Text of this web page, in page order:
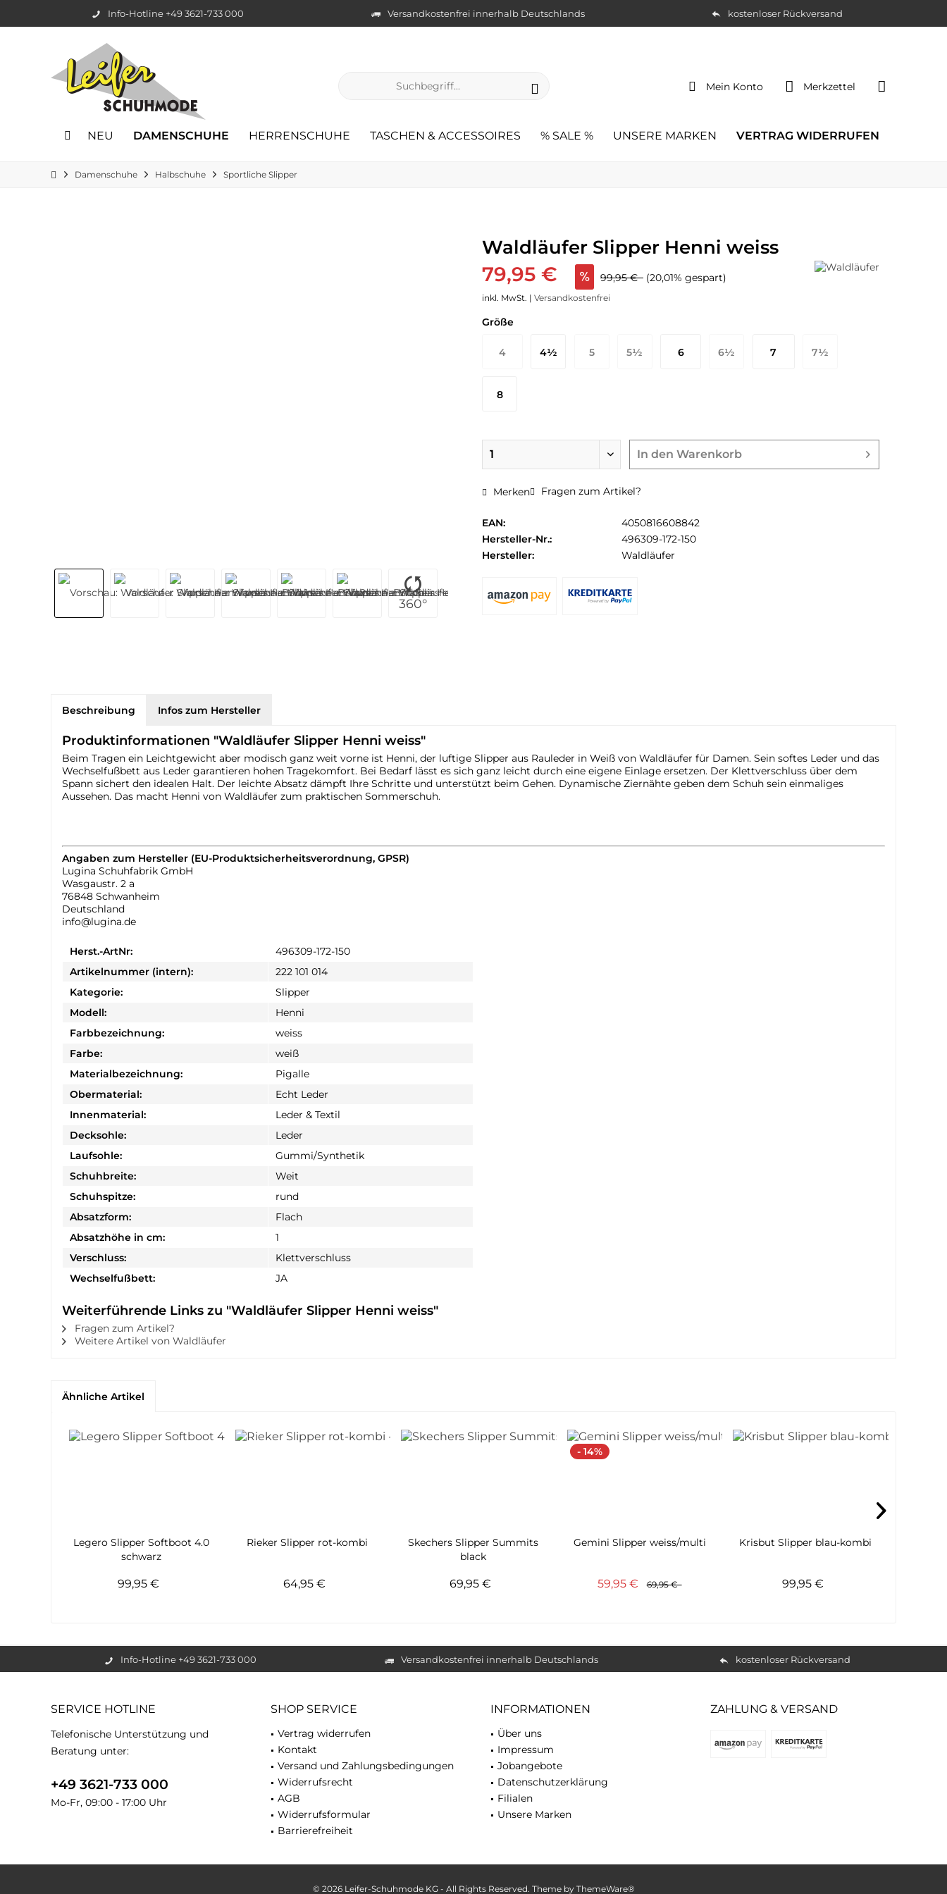
Info-Hotline +49 3621-733 000 Versandkostenfrei innerhalb Deutschlands kostenloser Rückversand
Merkzettel
Mein Konto
NEU DAMENSCHUHE HERRENSCHUHE TASCHEN & ACCESSOIRES % SALE % UNSERE MARKEN VERTRAG WIDERRUFEN
Damenschuhe Halbschuhe Sportliche Slipper
360°
Waldläufer Slipper Henni weiss
79,95 € 99,95 € (20,01% gespart)
inkl. MwSt. | Versandkostenfrei
Größe
4 4½ 5 5½ 6 6½ 7 7½
8
In den Warenkorb
Merken Fragen zum Artikel?
EAN:
4050816608842
Hersteller-Nr.:
496309-172-150
Hersteller:
Waldläufer
Beschreibung Infos zum Hersteller
Produktinformationen "Waldläufer Slipper Henni weiss"
Beim Tragen ein Leichtgewicht aber modisch ganz weit vorne ist Henni, der luftige Slipper aus Rauleder in Weiß von Waldläufer für Damen. Sein softes Leder und das
Wechselfußbett aus Leder garantieren hohen Tragekomfort. Bei Bedarf lässt es sich ganz leicht durch eine eigene Einlage ersetzen. Der Klettverschluss über dem
Spann sichert den idealen Halt. Der leichte Absatz dämpft Ihre Schritte und unterstützt beim Gehen. Dynamische Ziernähte geben dem Schuh sein einmaliges
Aussehen. Das macht Henni von Waldläufer zum praktischen Sommerschuh.
Angaben zum Hersteller (EU-Produktsicherheitsverordnung, GPSR)
Lugina Schuhfabrik GmbH
Wasgaustr. 2 a
76848 Schwanheim
Deutschland
info@lugina.de
Herst.-ArtNr:
496309-172-150
Artikelnummer (intern):
222 101 014
Kategorie:
Slipper
Modell:
Henni
Farbbezeichnung:
weiss
Farbe:
weiß
Materialbezeichnung:
Pigalle
Obermaterial:
Echt Leder
Innenmaterial:
Leder & Textil
Decksohle:
Leder
Laufsohle:
Gummi/Synthetik
Schuhbreite:
Weit
Schuhspitze:
rund
Absatzform:
Flach
Absatzhöhe in cm:
1
Verschluss:
Klettverschluss
Wechselfußbett:
JA
Weiterführende Links zu "Waldläufer Slipper Henni weiss"
Fragen zum Artikel?
Weitere Artikel von Waldläufer
Ähnliche Artikel
Legero Slipper Softboot 4.0
schwarz
99,95 €
Rieker Slipper rot-kombi
64,95 €
Skechers Slipper Summits
black
69,95 €
- 14%
Gemini Slipper weiss/multi
59,95 € 69,95 €
Krisbut Slipper blau-kombi
99,95 €
Info-Hotline +49 3621-733 000 Versandkostenfrei innerhalb Deutschlands kostenloser Rückversand
SERVICE HOTLINE
Telefonische Unterstützung und
Beratung unter:
+49 3621-733 000
Mo-Fr, 09:00 - 17:00 Uhr
SHOP SERVICE
Vertrag widerrufen
Kontakt
Versand und Zahlungsbedingungen
Widerrufsrecht
AGB
Widerrufsformular
Barrierefreiheit
INFORMATIONEN
Über uns
Impressum
Jobangebote
Datenschutzerklärung
Filialen
Unsere Marken
ZAHLUNG & VERSAND
© 2026 Leifer-Schuhmode KG - All Rights Reserved. Theme by ThemeWare®